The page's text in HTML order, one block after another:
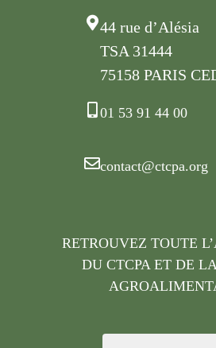
44 rue d’Alésia
TSA 31444
75158 PARIS
01 53 91 44 00
contact@ctcpa.org
RETROUVEZ TOUTE
DU CTCPA ET DE